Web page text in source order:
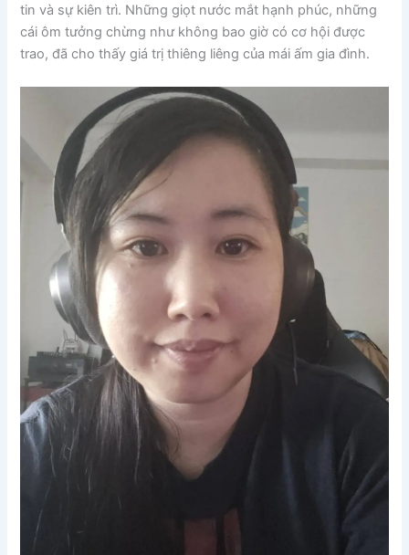
tin và sự kiên trì. Những giọt nước mắt hạnh phúc, những
cái ôm tưởng chừng như không bao giờ có cơ hội được
trao, đã cho thấy giá trị thiêng liêng của mái ấm gia đình.